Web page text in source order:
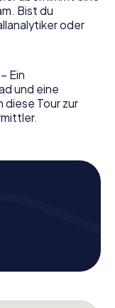
schon in
eMail-Postfach.
geben Ihren Code
Sie!
Bist du
oder
– Ein
und eine
diese Tour zur